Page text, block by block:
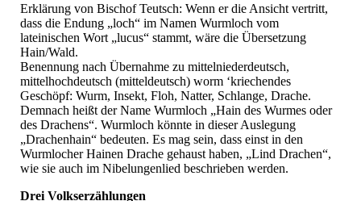
Erklärung von Bischof Teutsch: Wenn er die Ansicht vertritt,
dass die Endung „loch“ im Namen Wurmloch vom
lateinischen Wort „lucus“ stammt, wäre die Übersetzung
Hain/Wald.
Benennung nach Übernahme zu mittelniederdeutsch,
mittelhochdeutsch (mitteldeutsch) worm ‘kriechendes
Geschöpf: Wurm, Insekt, Floh, Natter, Schlange, Drache.
Demnach heißt der Name Wurmloch „Hain des Wurmes oder
des Drachens“. Wurmloch könnte in dieser Auslegung
„Drachenhain“ bedeuten. Es mag sein, dass einst in den
Wurmlocher Hainen Drache gehaust haben, „Lind Drachen“,
wie sie auch im Nibelungenlied beschrieben werden.
Drei Volkserzählungen